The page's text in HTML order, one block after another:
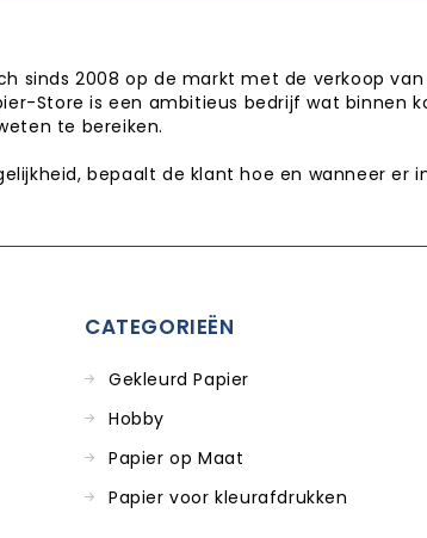
sinds 2008 op de markt met de verkoop
Store is een ambitieus bedrijf wat binnen
te bereiken.
bepaalt de klant hoe en wanneer er
CATEGORIEËN
Gekleurd Papier
Hobby
Papier op Maat
Papier voor kleurafdrukken